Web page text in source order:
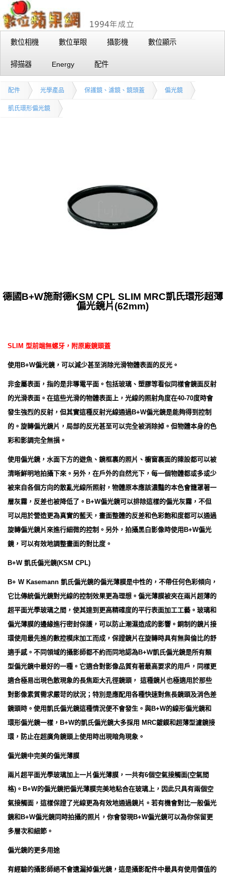
數位相機 數位單眼 攝影機 數位顯示
掃描器 Energy 配件
配件 光學產品 保護鏡、濾鏡、鏡頭蓋 偏光鏡
凱氏環形偏光鏡
德國B+W施耐德KSM CPL SLIM MRC凱氏環形超薄
偏光鏡片(62mm)
SLIM 型前端無螺牙，附原廠鏡頭蓋
使用B+W偏光鏡，可以減少甚至消除光滑物體表面的反光。
非金屬表面，指的是非導電平面。包括玻璃、塑膠等看似同樣會鏡面反射
的光滑表面。在這些光滑的物體表面上，光線的照射角度在40-70度時會
發生強烈的反射，但其實這種反射光線通過B+W偏光鏡是能夠得到控制
的。旋轉偏光鏡片，局部的反光甚至可以完全被消除掉。但物體本身的色
彩和影調完全無損。
使用偏光鏡，水面下方的遊魚、鏡框裏的照片、櫥窗裏面的陳設都可以被
清晰鮮明地拍攝下來。另外，在戶外的自然光下，每一個物體都或多或少
被來自各個方向的散亂光線所照射，物體原本應該濃豔的本色會籠罩著一
層灰霧，反差也被降低了。B+W偏光鏡可以排除這樣的偏光灰霧，不但
可以用於營造更為真實的藍天，畫面整體的反差和色彩飽和度都可以通過
旋轉偏光鏡片來進行細微的控制。另外，拍攝黑白影像時使用B+W偏光
鏡，可以有效地調整畫面的對比度。
B+W 凱氏偏光鏡(KSM CPL)
B+ W Kasemann 凱氏偏光鏡的偏光薄膜是中性的，不帶任何色彩傾向，
它比傳統偏光鏡對光線的控制效果更為理想。偏光薄膜被夾在兩片超薄的
超平面光學玻璃之間，使其達到更高精確度的平行表面加工工藝。玻璃和
偏光薄膜的邊緣進行密封保護，可以防止潮濕造成的影響。銅制的鏡片接
環使用最先進的數控模床加工而成，保證鏡片在旋轉時具有無與倫比的舒
適手感。不同領域的攝影師都不約而同地認為B+W凱氏偏光鏡是所有類
型偏光鏡中最好的一種。它適合對影像品質有著最高要求的用戶，同樣更
適合極易出現色散現象的長焦距大孔徑鏡頭， 這種鏡片也極適用於那些
對影像素質需求嚴苛的狀況；特別是應配用各種快速對焦長鏡頭及消色差
鏡頭時。使用凱氏偏光鏡這種情況便不會發生。與B+W的線形偏光鏡和
環形偏光鏡一樣，B+W的凱氏偏光鏡大多採用 MRC鍍鏌和超薄型濾鏡接
環，防止在超廣角鏡頭上使用時出現暗角現象。
偏光鏡中完美的偏光薄膜
兩片超平面光學玻璃加上一片偏光薄膜，一共有6個空氣接觸面(空氣間
格)。B+W的偏光鏡把偏光薄膜完美地粘合在玻璃上，因此只具有兩個空
氣接觸面，這樣保證了光線更為有效地通過鏡片。若有機會對比一般偏光
鏡和B+W偏光鏡同時拍攝的照片，你會發現B+W偏光鏡可以為你保留更
多層次和細節。
偏光鏡的更多用途
有經驗的攝影師絕不會遺漏掉偏光鏡，這是攝影配件中最具有使用價值的